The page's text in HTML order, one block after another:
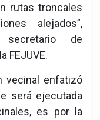
rutas troncales
alejados”,
secretario de
FEJUVE.
vecinal enfatizó
será ejecutada
es por la